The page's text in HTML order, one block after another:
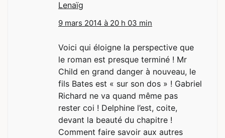
Lenaïg
9 mars 2014 à 20 h 03 min
Voici qui éloigne la perspective que
le roman est presque terminé ! Mr
Child en grand danger à nouveau, le
fils Bates est « sur son dos » ! Gabriel
Richard ne va quand même pas
rester coi ! Delphine l’est, coite,
devant la beauté du chapitre !
Comment faire savoir aux autres